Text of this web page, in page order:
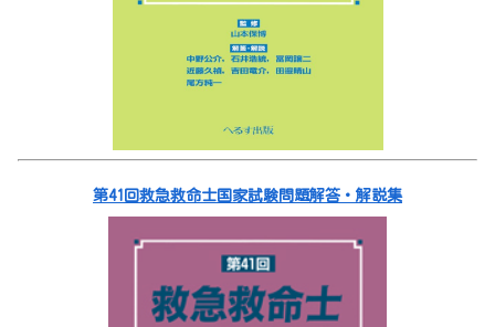
第41回救急救命士国家試験問題解答・解説集